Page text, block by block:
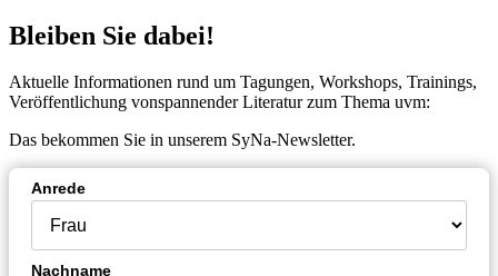
Bleiben Sie dabei!
Aktuelle Informationen rund um Tagungen, Workshops, Trainings,
Veröffentlichung vonspannender Literatur zum Thema uvm:
Das bekommen Sie in unserem SyNa-Newsletter.
Anrede
Nachname